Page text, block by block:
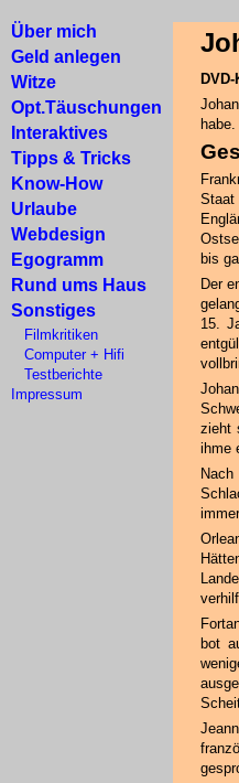
Über mich
Geld anlegen
Witze
Opt.Täuschungen
Interaktives
Tipps & Tricks
Know-How
Urlaube
Webdesign
Egogramm
Rund ums Haus
Sonstiges
Filmkritiken
Computer + Hifi
Testberichte
Impressum
bis
Der
15.
zieht
ihme
bot